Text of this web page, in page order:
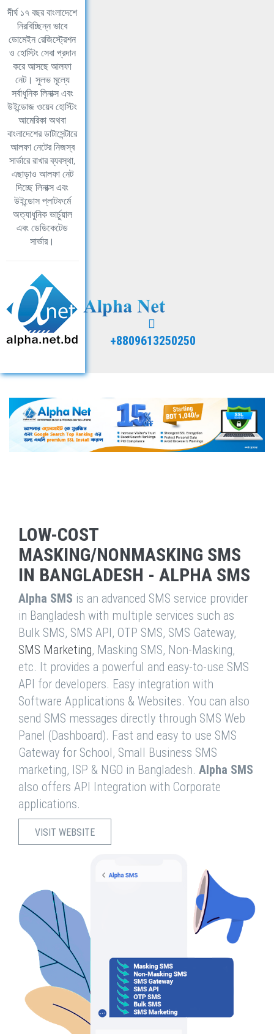
দীর্ঘ ১৭ বছর বাংলাদেশে
নিরবিচ্ছিন্ন ভাবে
ডোমেইন রেজিস্ট্রেশন
ও হোস্টিং সেবা প্রদান
করে আসছে আলফা
নেট। সুলভ মূল্যে
সর্বাধুনিক লিনাক্স এবং
উইন্ডোজ ওয়েব হোস্টিং
আমেরিকা অথবা
বাংলাদেশের ডাটাসেন্টারে
আলফা নেটের নিজস্ব
সার্ভারে রাখার ব্যবস্থা,
এছাড়াও আলফা নেট
দিচ্ছে লিনাক্স এবং
উইন্ডোস প্লাটফর্মে
অত্যাধুনিক ভার্চুয়াল
এবং ডেডিকেটেড
সার্ভার।
+8809613250250
LOW-COST
MASKING/NONMASKING SMS
IN BANGLADESH - ALPHA SMS
Alpha SMS is an advanced SMS service provider
in Bangladesh with multiple services such as
Bulk SMS, SMS API, OTP SMS, SMS Gateway,
SMS Marketing, Masking SMS, Non-Masking,
etc. It provides a powerful and easy-to-use SMS
API for developers. Easy integration with
Software Applications & Websites. You can also
send SMS messages directly through SMS Web
Panel (Dashboard). Fast and easy to use SMS
Gateway for School, Small Business SMS
marketing, ISP & NGO in Bangladesh. Alpha SMS
also offers API Integration with Corporate
applications.
VISIT WEBSITE